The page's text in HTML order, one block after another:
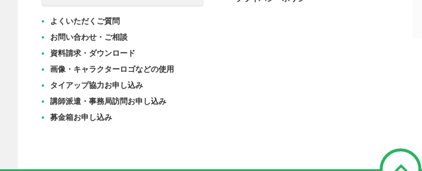
よくいただくご質問
お問い合わせ・ご相談
資料請求・ダウンロード
画像・キャラクターロゴなどの使用
タイアップ協力お申し込み
講師派遣・事務局訪問お申し込み
募金箱お申し込み